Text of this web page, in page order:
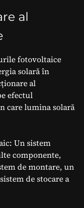
al
fotovoltaice
solară în
al
efectul
care lumina solară
Un sistem
componente,
de montare, un
de stocare a